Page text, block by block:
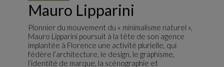
Mauro Lipparini
Pionnier du mouvement du « minimalisme naturel »,
Mauro Lipparini poursuit à la tête de son agence
implantée à Florence une activité plurielle, qui
fédère l’architecture, le design, le graphisme,
l’identité de marque, la scénographie et